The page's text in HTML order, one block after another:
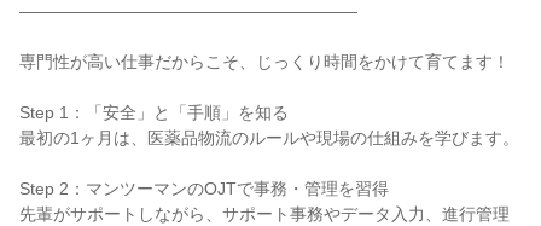
――――――――――――――――――――
専門性が高い仕事だからこそ、じっくり時間をかけて育てます！
Step 1：「安全」と「手順」を知る
最初の1ヶ月は、医薬品物流のルールや現場の仕組みを学びます。
Step 2：マンツーマンのOJTで事務・管理を習得
先輩がサポートしながら、サポート事務やデータ入力、進行管理